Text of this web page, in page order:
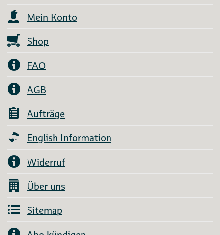
Mein Konto
Shop
FAQ
AGB
Aufträge
English Information
Widerruf
Über uns
Sitemap